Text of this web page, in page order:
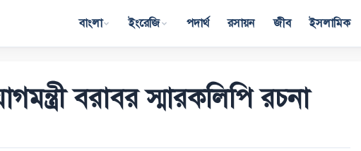
বাংলা ইংরেজি পদার্থ রসায়ন জীব ইসলামিক
বরাবর স্মারকলিপি রচনা